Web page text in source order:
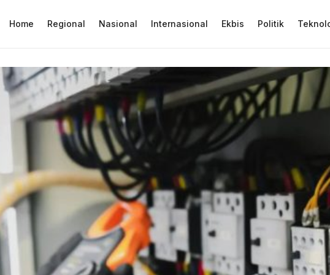
Home Regional Nasional Internasional Ekbis Politik